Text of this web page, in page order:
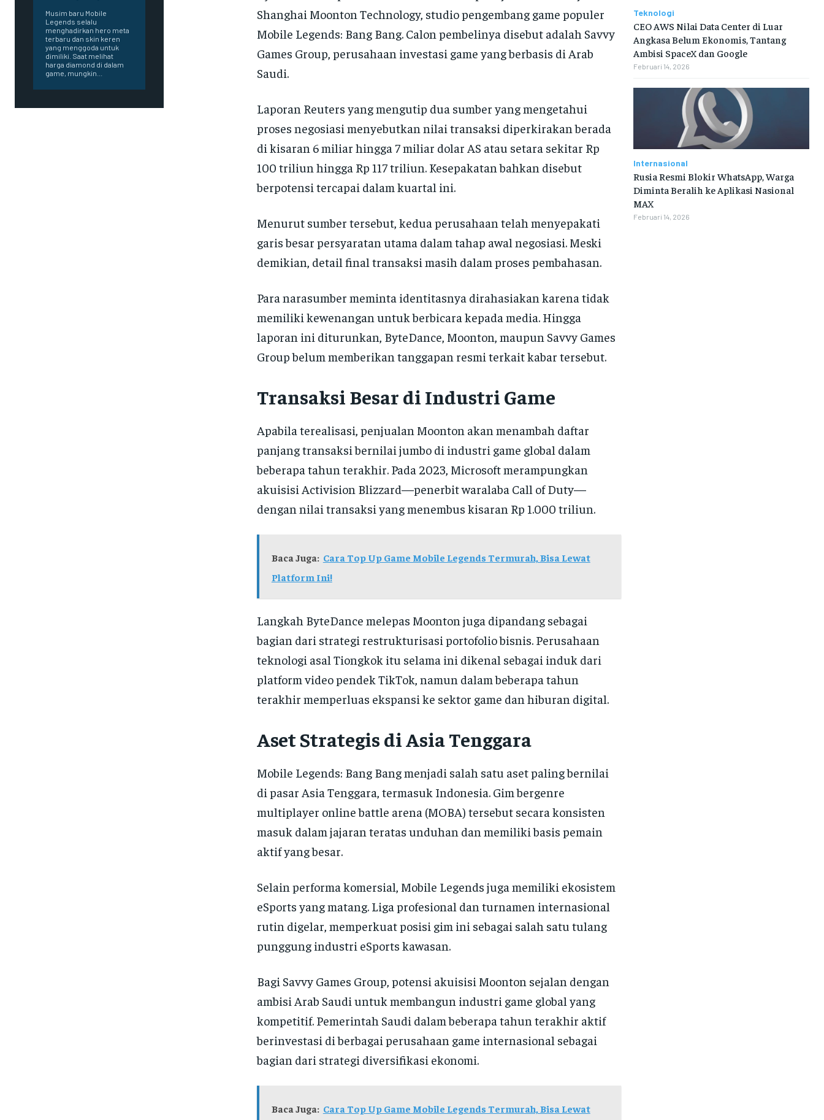
Musim baru Mobile
Legends selalu
menghadirkan hero meta
terbaru dan skin keren
yang menggoda untuk
dimiliki. Saat melihat
harga diamond di dalam
game, mungkin...
Shanghai Moonton Technology, studio pengembang game populer
Mobile Legends: Bang Bang. Calon pembelinya disebut adalah Savvy
Games Group, perusahaan investasi game yang berbasis di Arab
Saudi.
Laporan Reuters yang mengutip dua sumber yang mengetahui
proses negosiasi menyebutkan nilai transaksi diperkirakan berada
di kisaran 6 miliar hingga 7 miliar dolar AS atau setara sekitar Rp
100 triliun hingga Rp 117 triliun. Kesepakatan bahkan disebut
berpotensi tercapai dalam kuartal ini.
Menurut sumber tersebut, kedua perusahaan telah menyepakati
garis besar persyaratan utama dalam tahap awal negosiasi. Meski
demikian, detail final transaksi masih dalam proses pembahasan.
Para narasumber meminta identitasnya dirahasiakan karena tidak
memiliki kewenangan untuk berbicara kepada media. Hingga
laporan ini diturunkan, ByteDance, Moonton, maupun Savvy Games
Group belum memberikan tanggapan resmi terkait kabar tersebut.
Transaksi Besar di Industri Game
Apabila terealisasi, penjualan Moonton akan menambah daftar
panjang transaksi bernilai jumbo di industri game global dalam
beberapa tahun terakhir. Pada 2023, Microsoft merampungkan
akuisisi Activision Blizzard—penerbit waralaba Call of Duty—
dengan nilai transaksi yang menembus kisaran Rp 1.000 triliun.
Baca Juga: Cara Top Up Game Mobile Legends Termurah, Bisa Lewat
Platform Ini!
Langkah ByteDance melepas Moonton juga dipandang sebagai
bagian dari strategi restrukturisasi portofolio bisnis. Perusahaan
teknologi asal Tiongkok itu selama ini dikenal sebagai induk dari
platform video pendek TikTok, namun dalam beberapa tahun
terakhir memperluas ekspansi ke sektor game dan hiburan digital.
Aset Strategis di Asia Tenggara
Mobile Legends: Bang Bang menjadi salah satu aset paling bernilai
di pasar Asia Tenggara, termasuk Indonesia. Gim bergenre
multiplayer online battle arena (MOBA) tersebut secara konsisten
masuk dalam jajaran teratas unduhan dan memiliki basis pemain
aktif yang besar.
Selain performa komersial, Mobile Legends juga memiliki ekosistem
eSports yang matang. Liga profesional dan turnamen internasional
rutin digelar, memperkuat posisi gim ini sebagai salah satu tulang
punggung industri eSports kawasan.
Bagi Savvy Games Group, potensi akuisisi Moonton sejalan dengan
ambisi Arab Saudi untuk membangun industri game global yang
kompetitif. Pemerintah Saudi dalam beberapa tahun terakhir aktif
berinvestasi di berbagai perusahaan game internasional sebagai
bagian dari strategi diversifikasi ekonomi.
Baca Juga: Cara Top Up Game Mobile Legends Termurah, Bisa Lewat
Teknologi
CEO AWS Nilai Data Center di Luar
Angkasa Belum Ekonomis, Tantang
Ambisi SpaceX dan Google
Februari 14, 2026
Internasional
Rusia Resmi Blokir WhatsApp, Warga
Diminta Beralih ke Aplikasi Nasional
MAX
Februari 14, 2026